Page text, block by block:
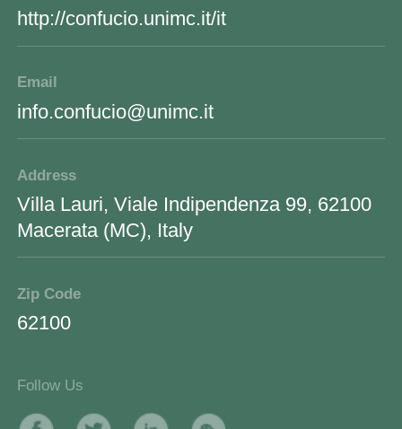
http://confucio.unimc.it/it
Email
info.confucio@unimc.it
Address
Villa Lauri, Viale Indipendenza 99, 62100
Macerata (MC), Italy
Zip Code
62100
Follow Us